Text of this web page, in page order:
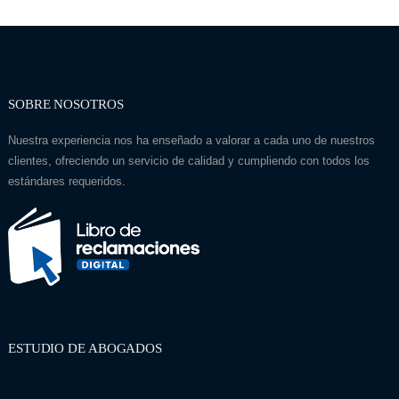
SOBRE NOSOTROS
Nuestra experiencia nos ha enseñado a valorar a cada uno de nuestros
clientes, ofreciendo un servicio de calidad y cumpliendo con todos los
estándares requeridos.
ESTUDIO DE ABOGADOS